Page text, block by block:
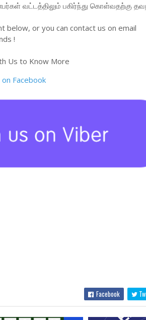
வட்டத்திலும் பகிர்ந்து கொள்வதற்கு
below, or you can contact us on email
!
Us to Know More
Facebook